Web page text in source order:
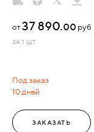
Под заказ
10 дней
от37 890.00 руб
ЗА 1 ШТ.
ЗАКАЗАТЬ